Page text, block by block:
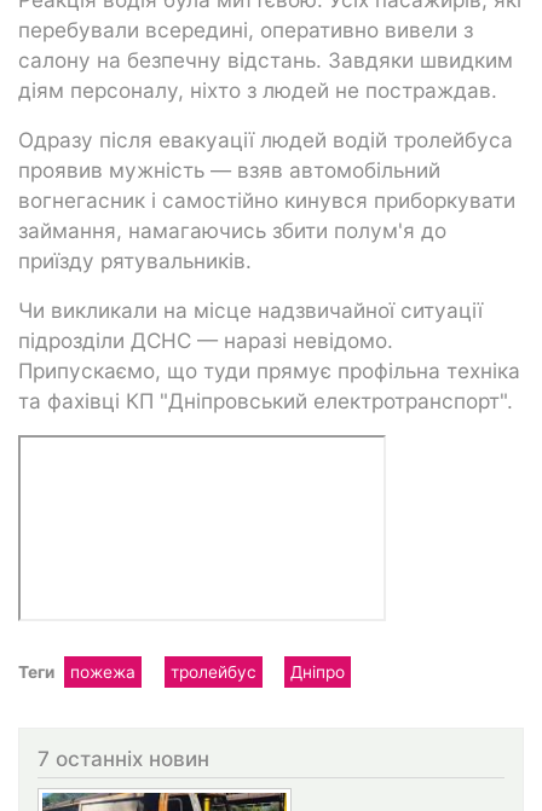
перебували всередині, оперативно вивели з
салону на безпечну відстань. Завдяки швидким
діям персоналу, ніхто з людей не постраждав.
Одразу після евакуації людей водій тролейбуса
проявив мужність — взяв автомобільний
вогнегасник і самостійно кинувся приборкувати
займання, намагаючись збити полум'я до
приїзду рятувальників.
Чи викликали на місце надзвичайної ситуації
підрозділи ДСНС — наразі невідомо.
Припускаємо, що туди прямує профільна техніка
та фахівці КП "Дніпровський електротранспорт".
Теги пожежа тролейбус Дніпро
7 останніх новин